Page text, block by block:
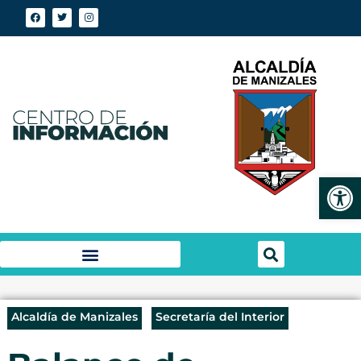
Alcaldía de Manizales Secretaría del Interior